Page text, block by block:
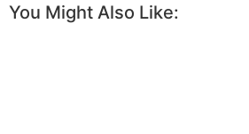
You Might Also Like: